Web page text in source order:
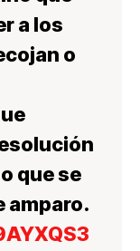
a los
o
que se
amparo.